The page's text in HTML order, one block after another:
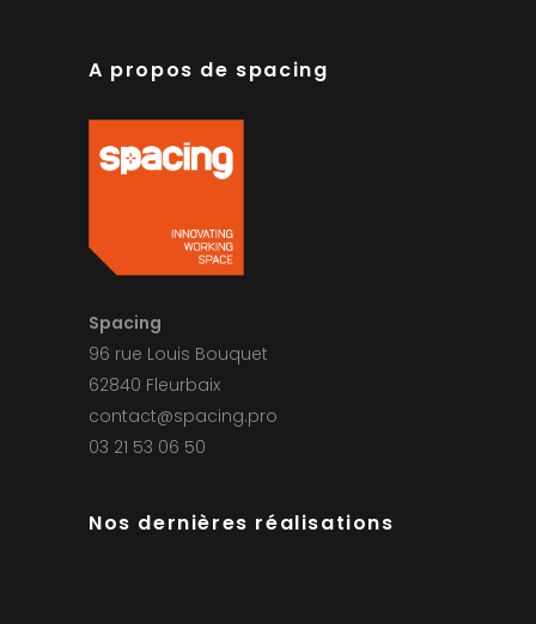
A propos de spacing
Spacing
96 rue Louis Bouquet
62840 Fleurbaix
contact@spacing.pro
03 21 53 06 50
Nos dernières réalisations